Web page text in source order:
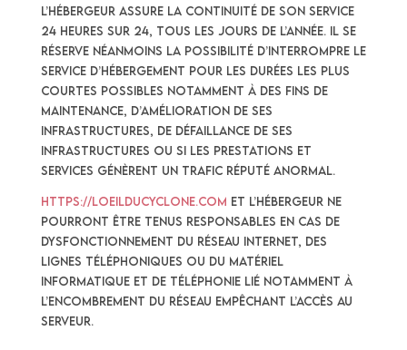
L’hébergeur assure la continuité de son service
24 Heures sur 24, tous les jours de l’année. Il se
réserve néanmoins la possibilité d’interrompre le
service d’hébergement pour les durées les plus
courtes possibles notamment à des fins de
maintenance, d’amélioration de ses
infrastructures, de défaillance de ses
infrastructures ou si les Prestations et
Services génèrent un trafic réputé anormal.
https://loeilducyclone.com et l’hébergeur ne
pourront être tenus responsables en cas de
dysfonctionnement du réseau Internet, des
lignes téléphoniques ou du matériel
informatique et de téléphonie lié notamment à
l’encombrement du réseau empêchant l’accès au
serveur.